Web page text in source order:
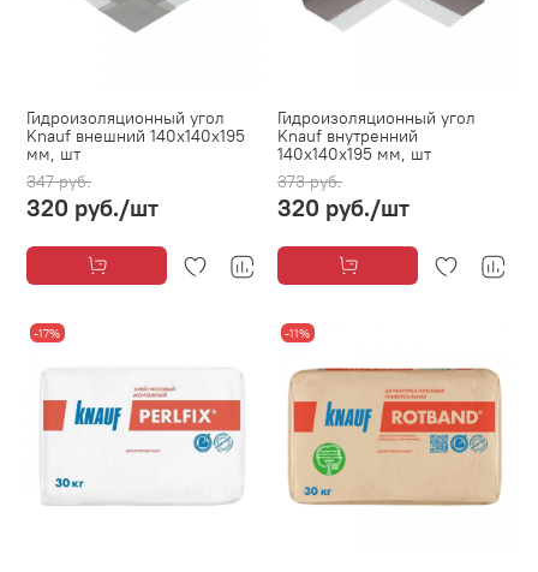
Гидроизоляционный угол
Knauf внешний 140х140х195
мм, шт
347 руб.
320 руб./шт
Гидроизоляционный угол
Knauf внутренний
140х140х195 мм, шт
373 руб.
320 руб./шт
-17% -11%